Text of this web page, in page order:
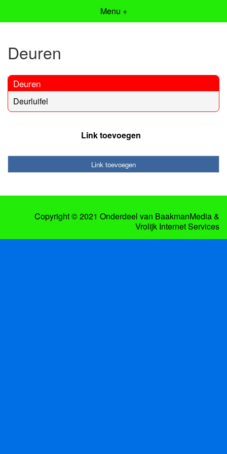
Menu +
Deuren
Deuren
Deurluifel
Link toevoegen
Link toevoegen
Copyright © 2021 Onderdeel van BaakmanMedia&
Vrolijk Internet Services